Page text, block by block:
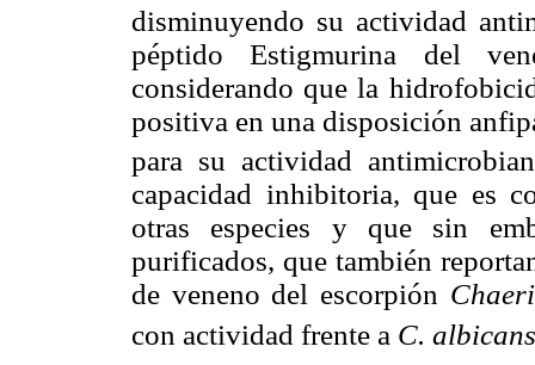
disminuyendo su actividad
péptido Estigmurina del
considerando que la
positiva en una disposición
para su actividad
capacidad inhibitoria, que es
otras especies y que sin
purificados, que también
de veneno del escorpión
con actividad frente a C. albicans